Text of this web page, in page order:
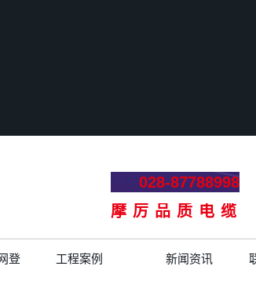
028-87788998
摩厉品质电
登 工程案例 新闻资讯